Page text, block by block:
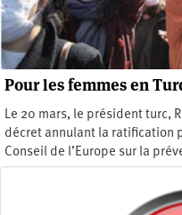
Pour les femmes en
Le 20 mars, le président turc,
décret annulant la ratification
Conseil de l’Europe sur la